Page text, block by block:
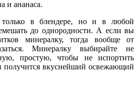
и ананаса.
в блендере, но и в любой
до однородности. А если вы
минералку, тогда вообще от
Минералку выбирайте не
простую, чтобы не испортить
получится вкуснейший освежающий